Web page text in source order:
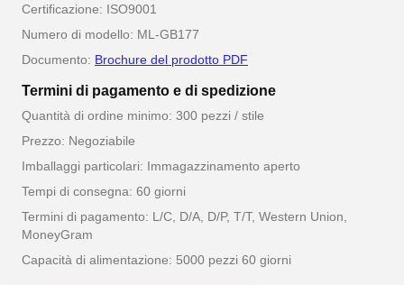
Certificazione: ISO9001
Numero di modello: ML-GB177
Documento: Brochure del prodotto PDF
Termini di pagamento e di spedizione
Quantità di ordine minimo: 300 pezzi / stile
Prezzo: Negoziabile
Imballaggi particolari: Immagazzinamento aperto
Tempi di consegna: 60 giorni
Termini di pagamento: L/C, D/A, D/P, T/T, Western Union,
MoneyGram
Capacità di alimentazione: 5000 pezzi 60 giorni